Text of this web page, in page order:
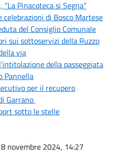
Pinacoteca si Segna”
celebrazioni di Bosco Martese
del Consiglio Comunale
sui sottoservizi della Ruzzo
via
della passeggiata
Pannella
per il recupero
Garrano
sotto le stelle
8 novembre 2024, 14:27